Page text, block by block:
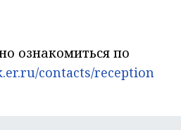
ознакомиться по
contacts/reception